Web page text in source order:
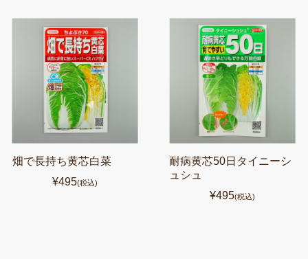
畑で長持ち黄芯白菜
¥495(税込)
耐病黄芯50日タイニーシ
ュシュ
¥495(税込)